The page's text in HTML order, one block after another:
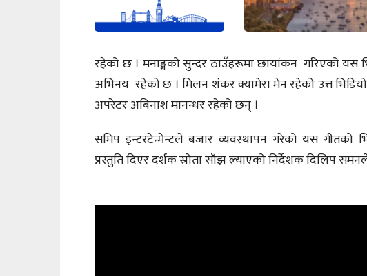
रहेको छ । मनाङ्गको सुन्दर ठाउँहरूमा छायांकन गरिएको यस
अभिनय रहेको छ । मिलन शंकर क्यामेरा मेन रहेको उत्त
अपरेटर अबिनाश मानन्धर रहेको छन् ।
समिप इन्टरटेन्मेन्टले बजार व्यवस्थापन गरेको यस गीतको
प्रस्तुति दिएर दर्शक स्रोता साँझ ल्याएको निर्देशक दिलिप